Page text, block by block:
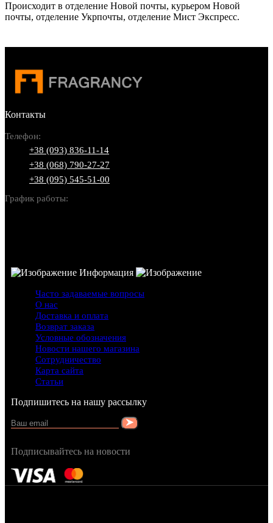
Происходит в отделение Новой почты, курьером Новой
почты, отделение Укрпочты, отделение Мист Экспресс.
Контакты
Телефон:
+38 (093) 836-11-14
+38 (068) 790-27-27
+38 (095) 545-51-00
График работы:
Информация
Часто задаваемые вопросы
О нас
Доставка и оплата
Возврат заказа
Условные обозначения
Новости нашего магазина
Сотрудничество
Карта сайта
Статьи
Подпишитесь на нашу рассылку
Подписывайтесь на новости